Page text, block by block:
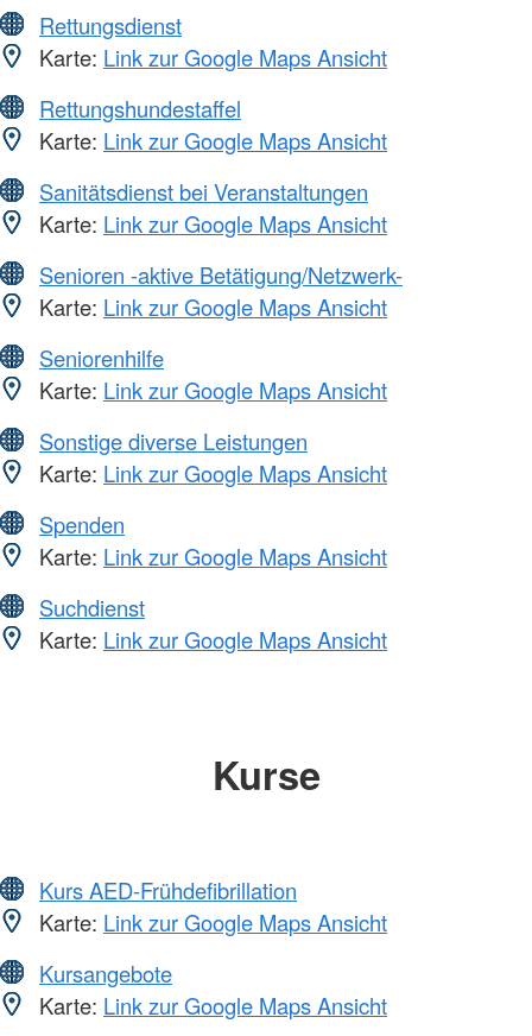
Rettungsdienst
Karte: Link zur Google Maps Ansicht
Rettungshundestaffel
Karte: Link zur Google Maps Ansicht
Sanitätsdienst bei Veranstaltungen
Karte: Link zur Google Maps Ansicht
Senioren -aktive Betätigung/Netzwerk-
Karte: Link zur Google Maps Ansicht
Seniorenhilfe
Karte: Link zur Google Maps Ansicht
Sonstige diverse Leistungen
Karte: Link zur Google Maps Ansicht
Spenden
Karte: Link zur Google Maps Ansicht
Suchdienst
Karte: Link zur Google Maps Ansicht
Kurse
Kurs AED-Frühdefibrillation
Karte: Link zur Google Maps Ansicht
Kursangebote
Karte: Link zur Google Maps Ansicht